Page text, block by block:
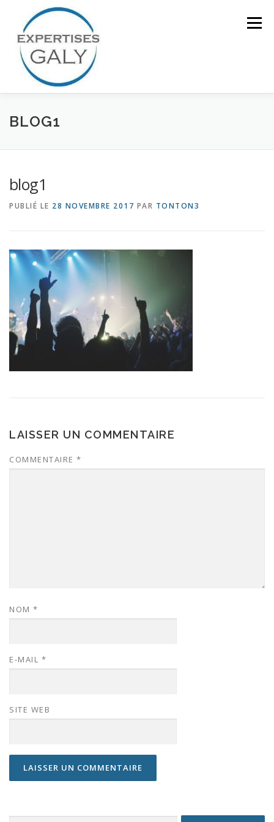
contenu
Menu
ACCUEIL
BLOG1
blog1
PUBLIÉ LE 28 NOVEMBRE 2017 PAR TONTON3
LAISSER UN COMMENTAIRE
COMMENTAIRE *
NOM *
E-MAIL *
SITE WEB